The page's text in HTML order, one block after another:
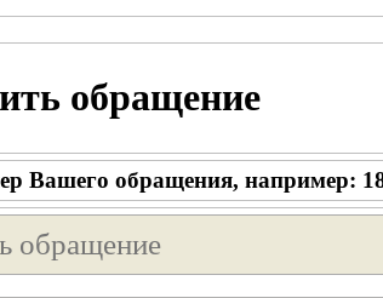
обращение
Вашего обращения, например: